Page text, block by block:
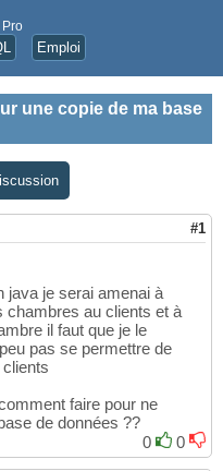
Emploi
une copie de ma base
#1
java je serai amenai à
chambres au clients et à
il faut que je le
pas se permettre de
faire pour ne
de données ??
0
0